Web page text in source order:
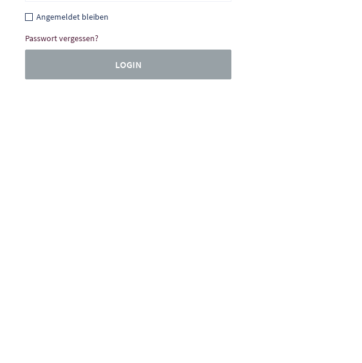
Angemeldet bleiben
Passwort vergessen?
LOGIN